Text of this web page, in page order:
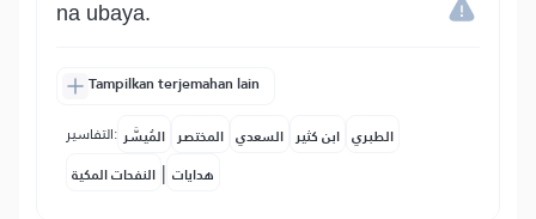
na ubaya.
Tampilkan terjemahan lain
التفاسير: المُيسَّر المختصر السعدي ابن كثير الطبري
النفحات المكية | هدايات